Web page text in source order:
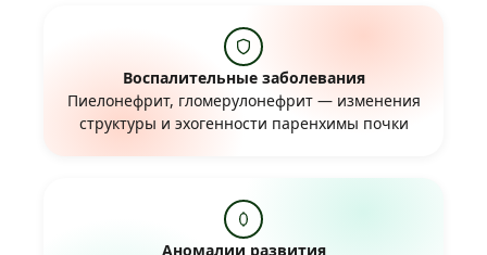
Воспалительные заболевания
Пиелонефрит, гломерулонефрит — изменения
структуры и эхогенности паренхимы почки
Аномалии развития